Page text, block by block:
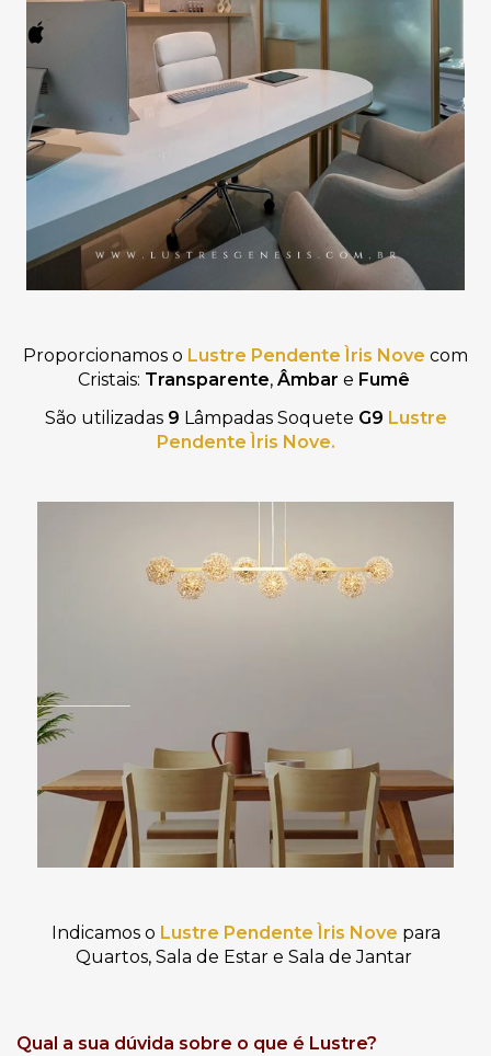
Proporcionamos o Lustre Pendente Ìris Nove com
Cristais: Transparente, Âmbar e Fumê
São utilizadas 9 Lâmpadas Soquete G9 Lustre
Pendente Ìris Nove.
Indicamos o Lustre Pendente Ìris Nove para
Quartos, Sala de Estar e Sala de Jantar
Qual a sua dúvida sobre o que é Lustre?